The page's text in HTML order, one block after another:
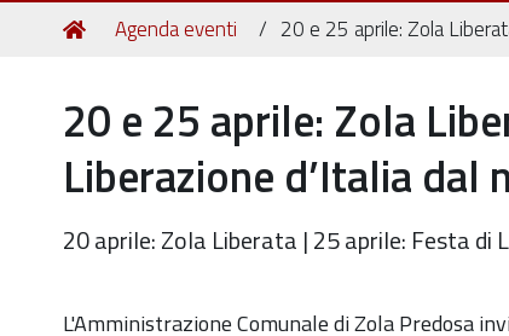
Tu
Home
Agenda eventi 20 e 25 aprile: Zola
20 e 25 aprile: Zola
Liberazione d’Italia dal
20 aprile: Zola Liberata | 25 aprile: Festa di
https://old.comune.zolapredosa.bo.it/events/20-
L'Amministrazione Comunale di Zola Predosa